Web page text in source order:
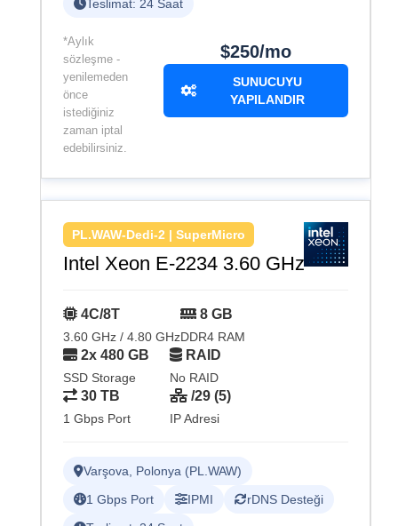
Teslimat: 24 Saat
*Aylık
sözleşme -
yenilemeden
önce
istediğiniz
zaman iptal
edebilirsiniz.
$250/mo
SUNUCUYU
YAPILANDIR
PL.WAW-Dedi-2 | SuperMicro
Intel Xeon E-2234 3.60 GHz
4C/8T
3.60 GHz / 4.80 GHz
8 GB
DDR4 RAM
2x 480 GB
SSD Storage
RAID
No RAID
30 TB
1 Gbps Port
/29 (5)
IP Adresi
Varşova, Polonya (PL.WAW)
1 Gbps Port
IPMI
rDNS Desteği